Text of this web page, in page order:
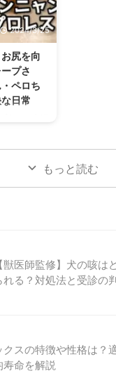
で見
ェアした
らともなく
で上手に
ます……
してしま
2024/3/25
尻を向
プさ
ペロち
日常
ペロチャン
常をお届
もっと読む
【獣医師監修】犬の咳は
れる？対処法と受診の
スの特徴や性格は？
命を解説